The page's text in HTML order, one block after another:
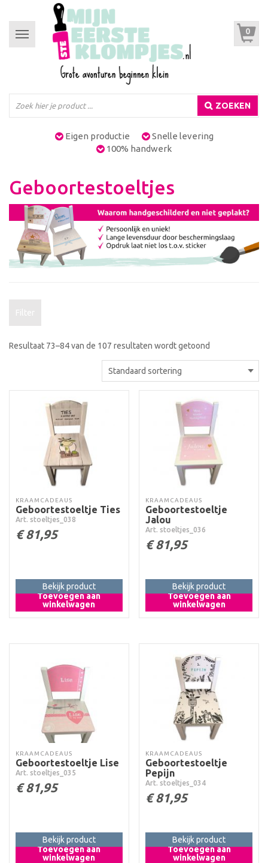
Toggle
navigation
0
ZOEKEN
Eigen productie
Snelle levering
100% handwerk
Geboortestoeltjes
Filter
Resultaat 73–84 van de 107 resultaten wordt getoond
KRAAMCADEAUS
Geboortestoeltje Ties
Art. stoeltjes_038
€81,95
Toevoegen aan
winkelwagen
Bekijk product
KRAAMCADEAUS
Geboortestoeltje
Jalou
Art. stoeltjes_036
€81,95
Toevoegen aan
winkelwagen
Bekijk product
KRAAMCADEAUS
Geboortestoeltje Lise
Art. stoeltjes_035
€81,95
Toevoegen aan
winkelwagen
Bekijk product
KRAAMCADEAUS
Geboortestoeltje
Pepijn
Art. stoeltjes_034
€81,95
Toevoegen aan
winkelwagen
Bekijk product